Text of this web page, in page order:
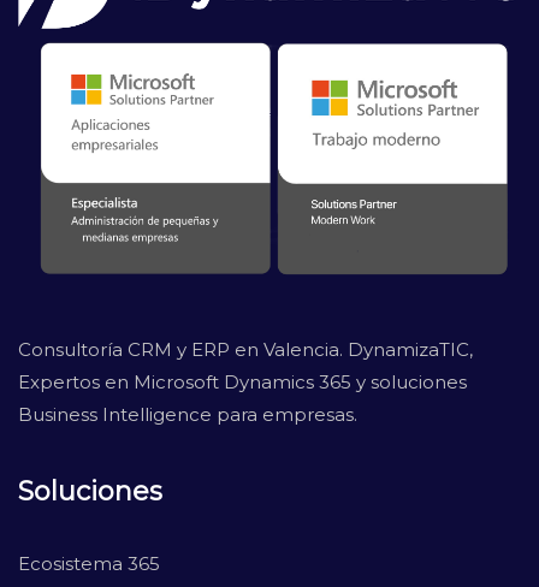
Consultoría CRM y ERP en Valencia. DynamizaTIC,
Expertos en Microsoft Dynamics 365 y soluciones
Business Intelligence para empresas.
Soluciones
Ecosistema 365